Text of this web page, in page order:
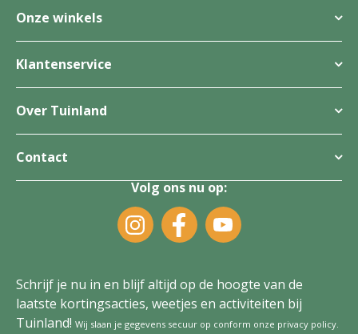
Onze winkels
Klantenservice
Over Tuinland
Contact
Volg ons nu op:
Schrijf je nu in en blijf altijd op de hoogte van de
laatste kortingsacties, weetjes en activiteiten bij
Tuinland! Wij slaan je gegevens secuur op conform onze privacy policy.